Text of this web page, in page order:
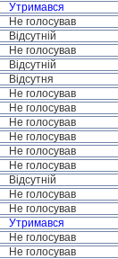
Утримався
Не голосував
Відсутній
Не голосував
Відсутній
Відсутня
Не голосував
Не голосував
Не голосував
Не голосував
Не голосував
Не голосував
Відсутній
Не голосував
Не голосував
Утримався
Не голосував
Не голосував